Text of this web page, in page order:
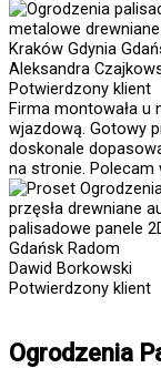
Aleksandra
Potwierdzony klient
Firma montowała u
wjazdową. Gotowy
doskonale
na stronie. Polecam
Dawid Borkowski
Potwierdzony klient
Ogrodzenia